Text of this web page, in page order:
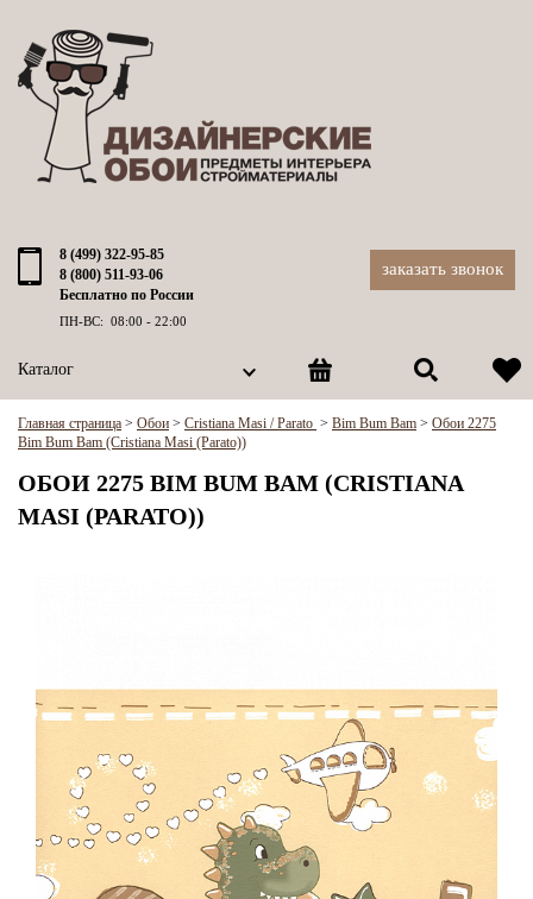
8 (499) 322-95-85
8 (800) 511-93-06
Бесплатно по России
ПН-ВС: 08:00 - 22:00
заказать звонок
Каталог
Главная страница > Обои > Cristiana Masi / Parato > Bim Bum Bam > Обои 2275
Bim Bum Bam (Cristiana Masi (Parato))
ОБОИ 2275 BIM BUM BAM (CRISTIANA
MASI (PARATO))